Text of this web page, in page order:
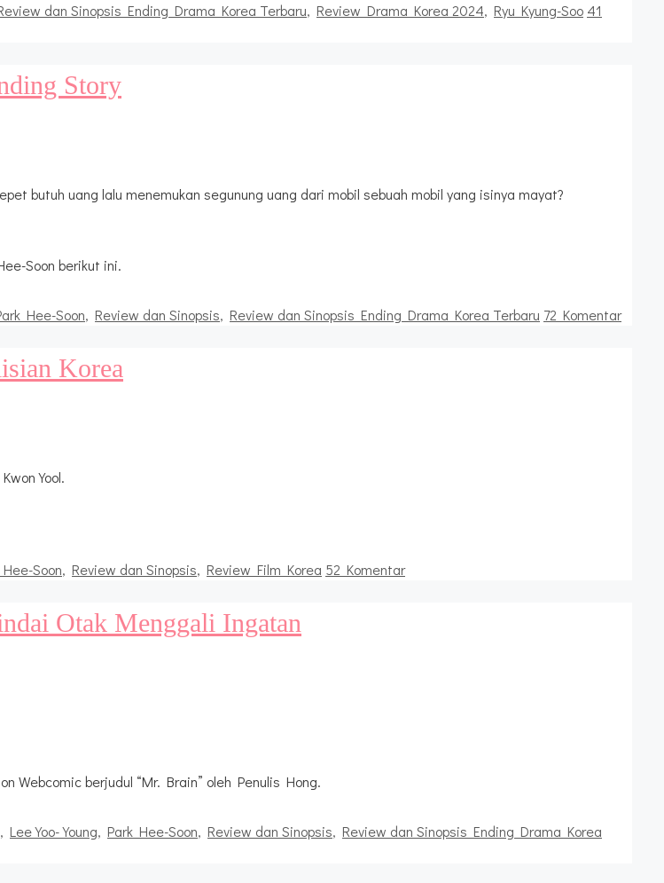
dan Sinopsis Ending Drama Korea Terbaru, Review Drama Korea 2024, Ryu Kyung-Soo 41
Story
butuh uang lalu menemukan segunung uang dari mobil sebuah mobil yang isinya mayat?
Soon berikut ini.
Hee-Soon, Review dan Sinopsis, Review dan Sinopsis Ending Drama Korea Terbaru 72 Komentar
Korea
Yool.
Soon, Review dan Sinopsis, Review Film Korea 52 Komentar
Otak Menggali Ingatan
Webcomic berjudul “Mr. Brain” oleh Penulis Hong.
, Lee Yoo-Young, Park Hee-Soon, Review dan Sinopsis, Review dan Sinopsis Ending Drama Korea